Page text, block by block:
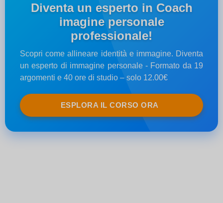
Diventa un esperto in Coach
imagine personale
professionale!
Scopri come allineare identità e immagine. Diventa
un esperto di immagine personale - Formato da 19
argomenti e 40 ore di studio – solo 12.00€
ESPLORA IL CORSO ORA